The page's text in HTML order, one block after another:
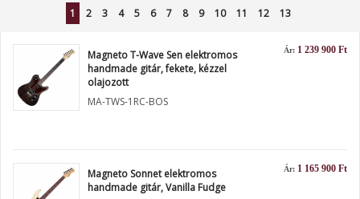
1 2 3 4 5 6 7 8 9 10 11 12 13
Ár: 1 239 900 Ft
Magneto T-Wave Sen elektromos
handmade gitár, fekete, kézzel
olajozott
MA-TWS-1RC-BOS
Ár: 1 165 900 Ft
Magneto Sonnet elektromos
handmade gitár, Vanilla Fudge